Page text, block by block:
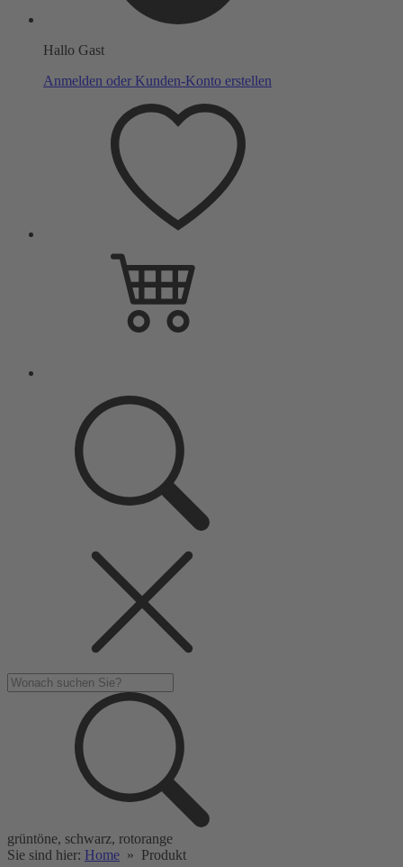
Hallo Gast
Anmelden oder Kunden-Konto erstellen
grüntöne, schwarz, rotorange
Sie sind hier: Home » Produkt